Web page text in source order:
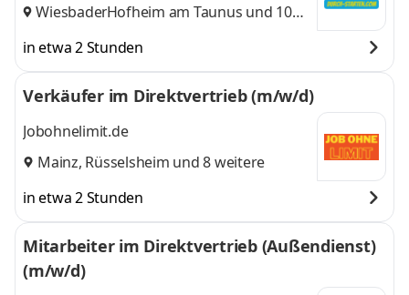
Wiesbaden,
Hofheim am Taunus und 10
in etwa 2 Stunden
Verkäufer im Direktvertrieb (m/w/d)
Jobohnelimit.de
Mainz, Rüsselsheim und 8 weitere
in etwa 2 Stunden
Mitarbeiter im Direktvertrieb (Außendienst)
(m/w/d)